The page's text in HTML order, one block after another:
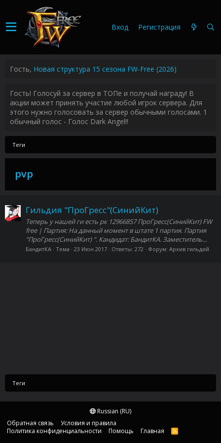
Вход Регистрация
Гость, Новая структура 15 сезона FW-Free (2026)
Гость! Голосуй за сервер в ТОПе и получай награду! В
акции может принять участие любой игрок сервера. Для
этого нужно голосовать за сервер обычными голосами. 1
обычный голос - Голос Dark Angel!!
Теги
pvp
Гильдия "ПроГресс"(СинийКит)
Теперь у нашей ги есть рк 12966857 ПроГресс(СинийКит) FW
free | Партия: На данный момент в штате 1 партия. Партия
"ПроГресс(СинийКит) ". Кандидат: БандитКА. Заместитель...
БандитКА Тема 23 Июн 2017 Ответы: 272 Форум: Архив гильдий
Теги
Russian (RU)
Обратная связь
Условия и правила
Политика конфиденциальности
Помощь Главная
R
S